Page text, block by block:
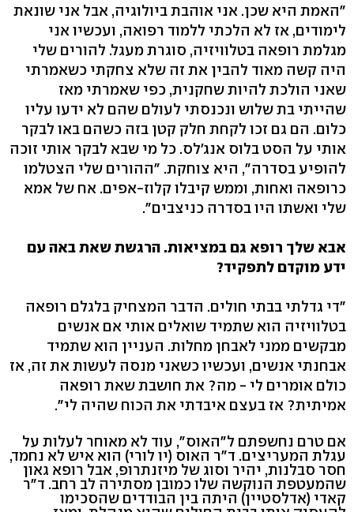
"האמת היא שכן. אני אוהבת ביולוגיה, אבל אני שונאת
לימודים, אז לא הלכתי ללמוד רפואה, ועכשיו אני
מגלמת רופאה בטלוויזיה, סוגרת מעגל. להורים שלי
היה קשה מאוד להבין את זה שלא צחקתי כשאמרתי
שאני הולכת להיות שחקנית, כפי שאמרתי מאז
שהייתי בת שלוש ונכנסתי לעולם שהם לא ידעו עליו
כלום. הם גם זכו לקחת חלק קטן בזה כשהם באו לבקר
אותי על הסט בלוס אנג'לס. כל מי שבא לבקר אותי זוכה
להופיע בסדרה", היא צוחקת. "ההורים שלי הצטלמו
כרופאה ואחות, וממש קיבלו קלוז-אפים. אח של אמא
שלי ואשתו היו בסדרה כניצבים".
אבא שלך רופא גם במציאות. הרגשת שאת באה עם
ידע מוקדם לתפקיד?
"די גדלתי בבתי חולים. הדבר המצחיק בלגלם רופאה
בטלוויזיה הוא שתמיד שואלים אותי אם אנשים
מבקשים ממני לאבחן מחלות. העניין הוא שתמיד
אבחנתי אנשים, ועכשיו כשאני מנסה לעשות את זה, אז
כולם אומרים לי - מה? את חושבת שאת רופאה
אמיתית? אז בעצם איבדתי את הכוח שהיה לי".
אם טרם נחשפתם ל"האוס", עוד לא מאוחר לעלות על
עגלת המעריצים. ד"ר האוס (יו לורי) הוא איש לא נחמד,
חסר סבלנות, יהיר וסוג של מיזנתרופ, אבל רופא גאון
שהמעטפת הנוקשה שלו כמובן מסתירה לב רחב. ד"ר
קאדי (אדלסטיין) היתה בין הבודדים שהסכימו